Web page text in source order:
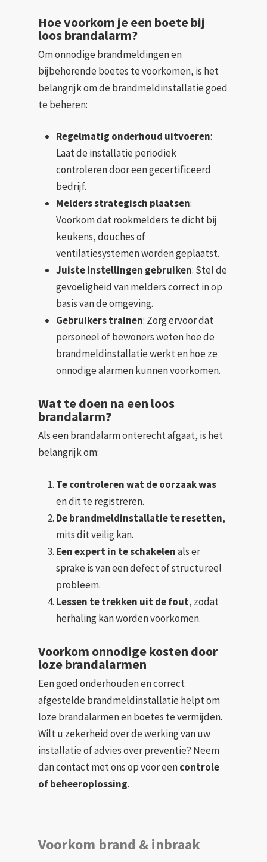
Hoe voorkom je een boete bij
loos brandalarm?
Om onnodige brandmeldingen en
bijbehorende boetes te voorkomen, is het
belangrijk om de brandmeldinstallatie goed
te beheren:
Regelmatig onderhoud uitvoeren:
Laat de installatie periodiek
controleren door een gecertificeerd
bedrijf.
Melders strategisch plaatsen:
Voorkom dat rookmelders te dicht bij
keukens, douches of
ventilatiesystemen worden geplaatst.
Juiste instellingen gebruiken: Stel de
gevoeligheid van melders correct in op
basis van de omgeving.
Gebruikers trainen: Zorg ervoor dat
personeel of bewoners weten hoe de
brandmeldinstallatie werkt en hoe ze
onnodige alarmen kunnen voorkomen.
Wat te doen na een loos
brandalarm?
Als een brandalarm onterecht afgaat, is het
belangrijk om:
Te controleren wat de oorzaak was
en dit te registreren.
De brandmeldinstallatie te resetten,
mits dit veilig kan.
Een expert in te schakelenals er
sprake is van een defect of structureel
probleem.
Lessen te trekken uit de fout, zodat
herhaling kan worden voorkomen.
Voorkom onnodige kosten door
loze brandalarmen
Een goed onderhouden en correct
afgestelde brandmeldinstallatie helpt om
loze brandalarmen en boetes te vermijden.
Wilt u zekerheid over de werking van uw
installatie of advies over preventie? Neem
dan contact met ons op voor eencontrole
of beheeroplossing.
Voorkom brand & inbraak